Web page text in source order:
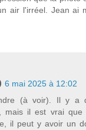
air l'irréel. Jean ai
6 mai 2025 à 12:02
(à voir). Il y a
mais il est vrai que
il peut y avoir un